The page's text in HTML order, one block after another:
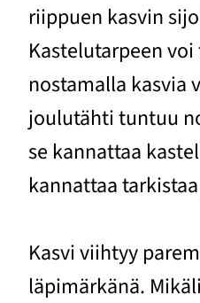
riippuen kasvin
Kastelutarpeen
nostamalla kasvia
joulutähti tuntuu
se kannattaa
kannattaa
Kasvi viihtyy
läpimärkänä.